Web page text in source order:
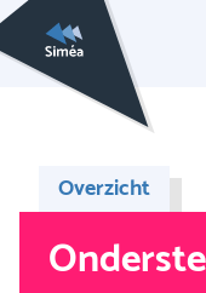
Overzicht